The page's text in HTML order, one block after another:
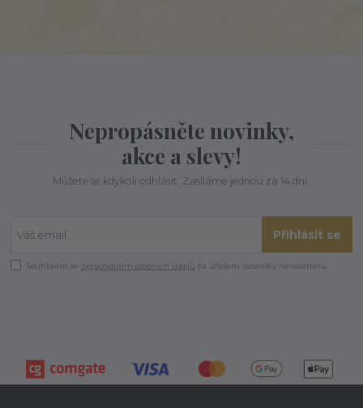
Nepropásněte novinky,
akce a slevy!
Můžete se kdykoli odhlásit. Zasíláme jednou za 14 dní.
Přihlásit se
Souhlasím se zpracováním osobních údajů za účelem rozesílky newsletteru.